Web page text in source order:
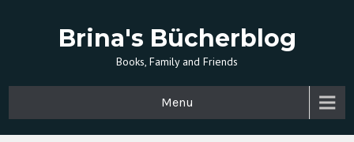
Brina's Bücherblog
Books, Family and Friends
Menu